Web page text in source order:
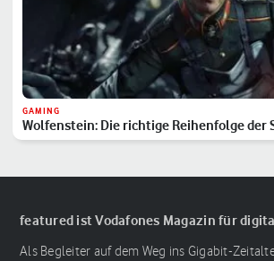
GAMING
Wolfenstein: Die richtige Reihenfolge der
featured ist Vodafones Magazin für
Als Begleiter auf dem Weg ins Gigabit-